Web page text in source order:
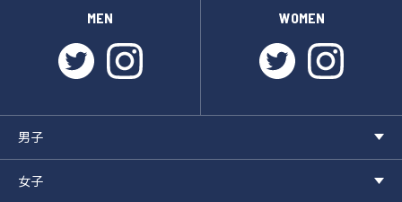
MEN
twitterinstagram
WOMEN
twitter
男子
女子